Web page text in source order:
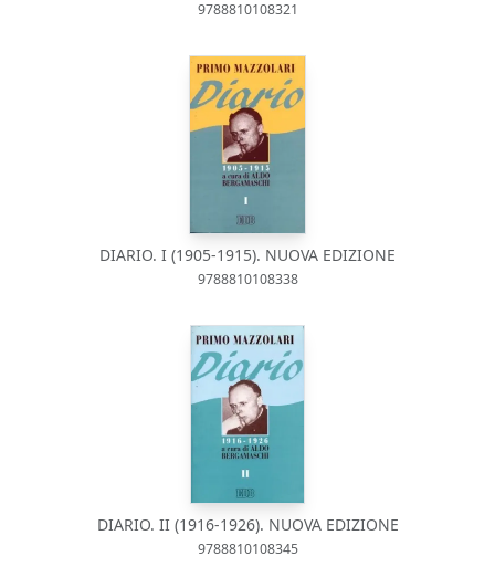
9788810108321
DIARIO. I (1905-1915). NUOVA EDIZIONE
9788810108338
DIARIO. II (1916-1926). NUOVA EDIZIONE
9788810108345